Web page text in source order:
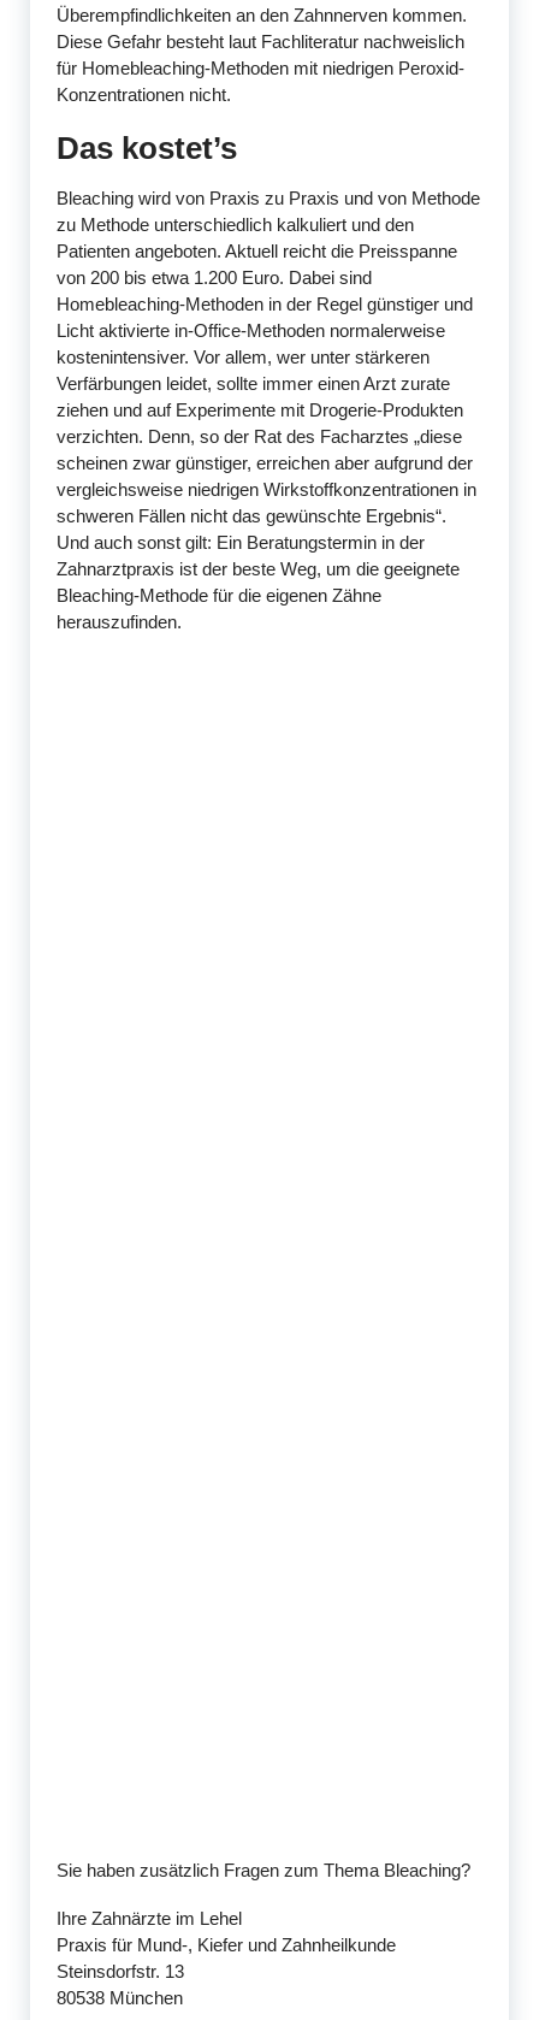
Überempfindlichkeiten an den Zahnnerven kommen.
Diese Gefahr besteht laut Fachliteratur nachweislich
für Homebleaching-Methoden mit niedrigen Peroxid-
Konzentrationen nicht.
Das kostet’s
Bleaching wird von Praxis zu Praxis und von Methode
zu Methode unterschiedlich kalkuliert und den
Patienten angeboten. Aktuell reicht die Preisspanne
von 200 bis etwa 1.200 Euro. Dabei sind
Homebleaching-Methoden in der Regel günstiger und
Licht aktivierte in-Office-Methoden normalerweise
kostenintensiver. Vor allem, wer unter stärkeren
Verfärbungen leidet, sollte immer einen Arzt zurate
ziehen und auf Experimente mit Drogerie-Produkten
verzichten. Denn, so der Rat des Facharztes „diese
scheinen zwar günstiger, erreichen aber aufgrund der
vergleichsweise niedrigen Wirkstoffkonzentrationen in
schweren Fällen nicht das gewünschte Ergebnis“.
Und auch sonst gilt: Ein Beratungstermin in der
Zahnarztpraxis ist der beste Weg, um die geeignete
Bleaching-Methode für die eigenen Zähne
herauszufinden.
Sie haben zusätzlich Fragen zum Thema Bleaching?
Ihre Zahnärzte im Lehel
Praxis für Mund-, Kiefer und Zahnheilkunde
Steinsdorfstr. 13
80538 München